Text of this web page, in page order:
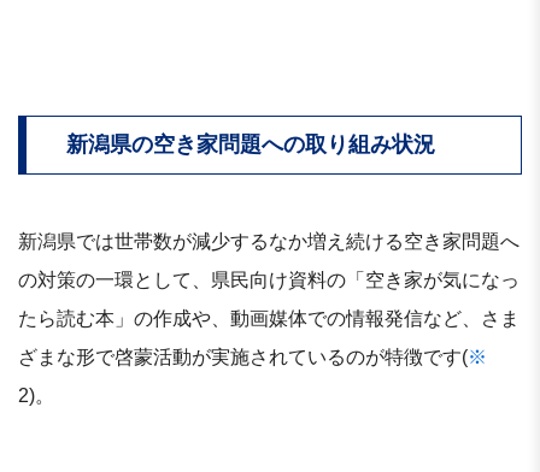
新潟県の空き家問題への取り組み状況
新潟県では世帯数が減少するなか増え続ける空き家問題へ
の対策の一環として、県民向け資料の「空き家が気になっ
たら読む本」の作成や、動画媒体での情報発信など、さま
ざまな形で啓蒙活動が実施されているのが特徴です(※
2)。